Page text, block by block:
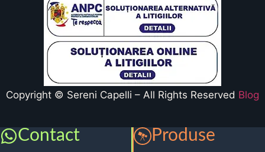
Copyright © Sereni Capelli – All Rights Reserved Blog
Contact Produse